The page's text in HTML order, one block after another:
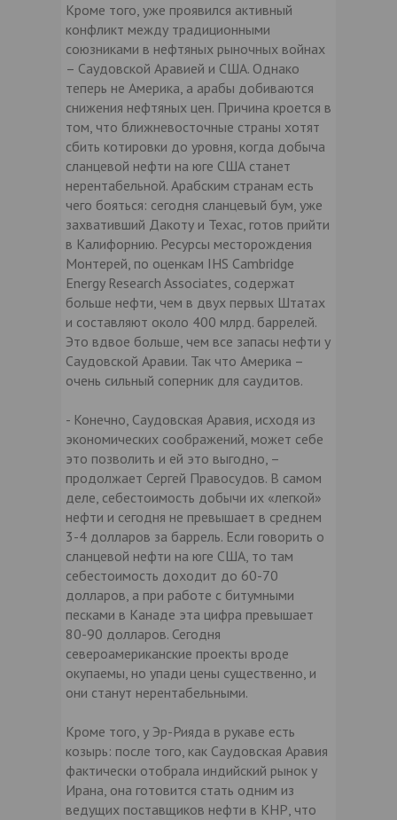
Кроме того, уже проявился активный
конфликт между традиционными
союзниками в нефтяных рыночных войнах
– Саудовской Аравией и США. Однако
теперь не Америка, а арабы добиваются
снижения нефтяных цен. Причина кроется в
том, что ближневосточные страны хотят
сбить котировки до уровня, когда добыча
сланцевой нефти на юге США станет
нерентабельной. Арабским странам есть
чего бояться: сегодня сланцевый бум, уже
захвативший Дакоту и Техас, готов прийти
в Калифорнию. Ресурсы месторождения
Монтерей, по оценкам IHS Cambridge
Energy Research Associates, содержат
больше нефти, чем в двух первых Штатах
и составляют около 400 млрд. баррелей.
Это вдвое больше, чем все запасы нефти у
Саудовской Аравии. Так что Америка –
очень сильный соперник для саудитов.
- Конечно, Саудовская Аравия, исходя из
экономических соображений, может себе
это позволить и ей это выгодно, –
продолжает Сергей Правосудов. В самом
деле, себестоимость добычи их «легкой»
нефти и сегодня не превышает в среднем
3-4 долларов за баррель. Если говорить о
сланцевой нефти на юге США, то там
себестоимость доходит до 60-70
долларов, а при работе с битумными
песками в Канаде эта цифра превышает
80-90 долларов. Сегодня
североамериканские проекты вроде
окупаемы, но упади цены существенно, и
они станут нерентабельными.
Кроме того, у Эр-Рияда в рукаве есть
козырь: после того, как Саудовская Аравия
фактически отобрала индийский рынок у
Ирана, она готовится стать одним из
ведущих поставщиков нефти в КНР, что